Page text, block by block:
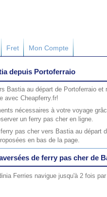
Fret Mon Compte
depuis Portoferraio
Bastia au départ de Portoferraio
avec Cheapferry.fr!
nécessaires à votre voyage
un ferry pas cher en ligne.
pas cher vers Bastia au départ
en bas de la page.
de ferry pas cher de
Ferries navigue jusqu'à 2 fois